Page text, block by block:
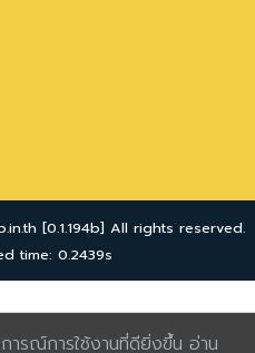
การณ์การใช้งานที่ดียิ่งขึ้น อ่าน
[0.1.194b] All rights reserved.
time: 0.2439s